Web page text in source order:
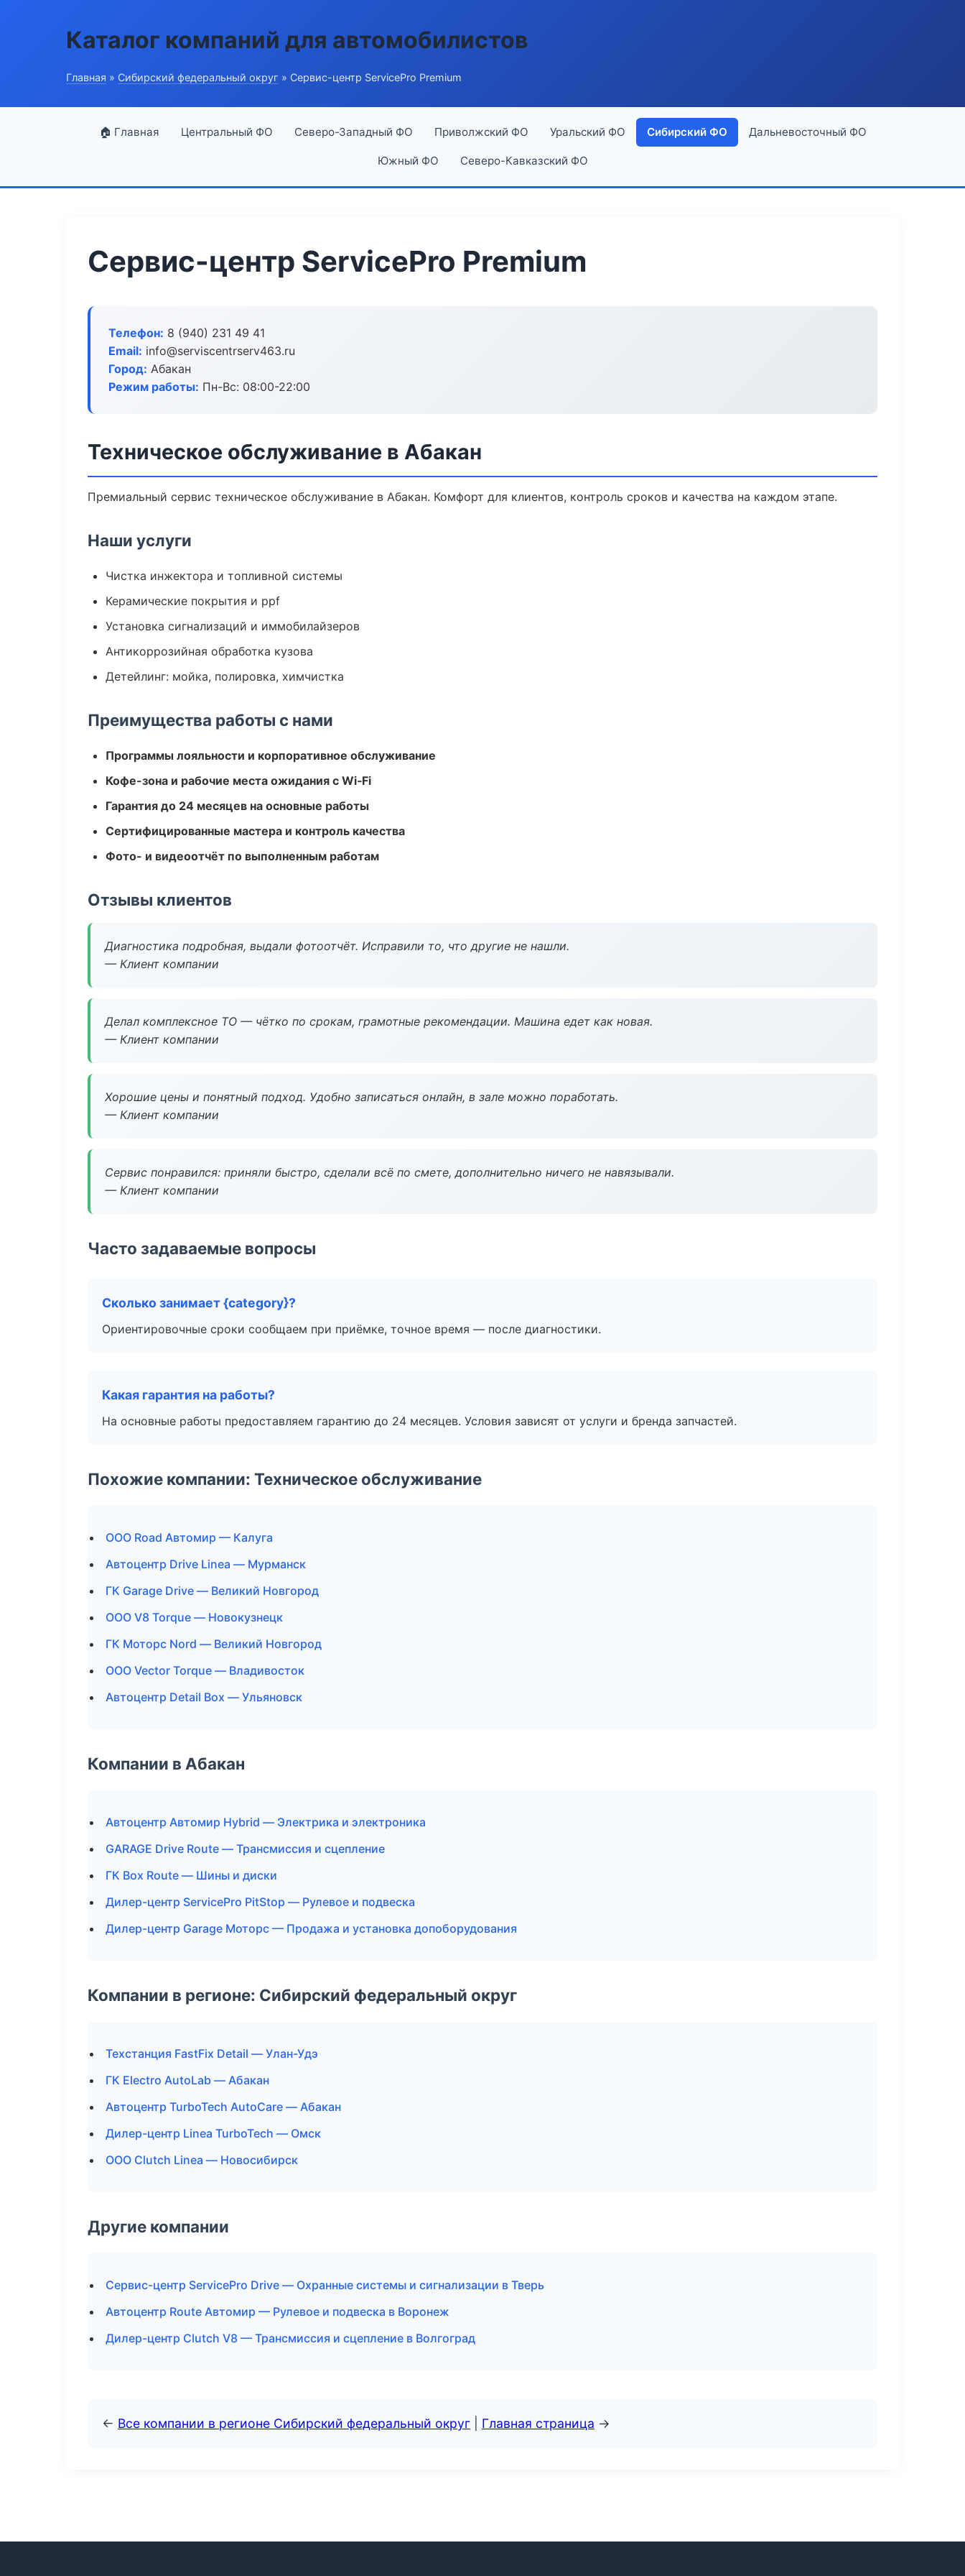
Каталог компаний для автомобилистов
Главная » Сибирский федеральный округ » Сервис-центр ServicePro Premium
🏠 Главная Центральный ФО Северо-Западный ФО Приволжский ФО Уральский ФО Сибирский ФО Дальневосточный ФО
Южный ФО Северо-Кавказский ФО
Сервис-центр ServicePro Premium
Телефон: 8 (940) 231 49 41
Email: info@serviscentrserv463.ru
Город: Абакан
Режим работы: Пн-Вс: 08:00-22:00
Техническое обслуживание в Абакан
Премиальный сервис техническое обслуживание в Абакан. Комфорт для клиентов, контроль сроков и качества на каждом этапе.
Наши услуги
Чистка инжектора и топливной системы
Керамические покрытия и ppf
Установка сигнализаций и иммобилайзеров
Антикоррозийная обработка кузова
Детейлинг: мойка, полировка, химчистка
Преимущества работы с нами
Программы лояльности и корпоративное обслуживание
Кофе-зона и рабочие места ожидания с Wi‑Fi
Гарантия до 24 месяцев на основные работы
Сертифицированные мастера и контроль качества
Фото- и видеоотчёт по выполненным работам
Отзывы клиентов
Диагностика подробная, выдали фотоотчёт. Исправили то, что другие не нашли.
— Клиент компании
Делал комплексное ТО — чётко по срокам, грамотные рекомендации. Машина едет как новая.
— Клиент компании
Хорошие цены и понятный подход. Удобно записаться онлайн, в зале можно поработать.
— Клиент компании
Сервис понравился: приняли быстро, сделали всё по смете, дополнительно ничего не навязывали.
— Клиент компании
Часто задаваемые вопросы
Сколько занимает {category}?
Ориентировочные сроки сообщаем при приёмке, точное время — после диагностики.
Какая гарантия на работы?
На основные работы предоставляем гарантию до 24 месяцев. Условия зависят от услуги и бренда запчастей.
Похожие компании: Техническое обслуживание
ООО Road Автомир — Калуга
Автоцентр Drive Linea — Мурманск
ГК Garage Drive — Великий Новгород
ООО V8 Torque — Новокузнецк
ГК Моторс Nord — Великий Новгород
ООО Vector Torque — Владивосток
Автоцентр Detail Box — Ульяновск
Компании в Абакан
Автоцентр Автомир Hybrid — Электрика и электроника
GARAGE Drive Route — Трансмиссия и сцепление
ГК Box Route — Шины и диски
Дилер-центр ServicePro PitStop — Рулевое и подвеска
Дилер-центр Garage Моторс — Продажа и установка допоборудования
Компании в регионе: Сибирский федеральный округ
Техстанция FastFix Detail — Улан-Удэ
ГК Electro AutoLab — Абакан
Автоцентр TurboTech AutoCare — Абакан
Дилер-центр Linea TurboTech — Омск
ООО Clutch Linea — Новосибирск
Другие компании
Сервис-центр ServicePro Drive — Охранные системы и сигнализации в Тверь
Автоцентр Route Автомир — Рулевое и подвеска в Воронеж
Дилер-центр Clutch V8 — Трансмиссия и сцепление в Волгоград
← Все компании в регионе Сибирский федеральный округ Главная страница →